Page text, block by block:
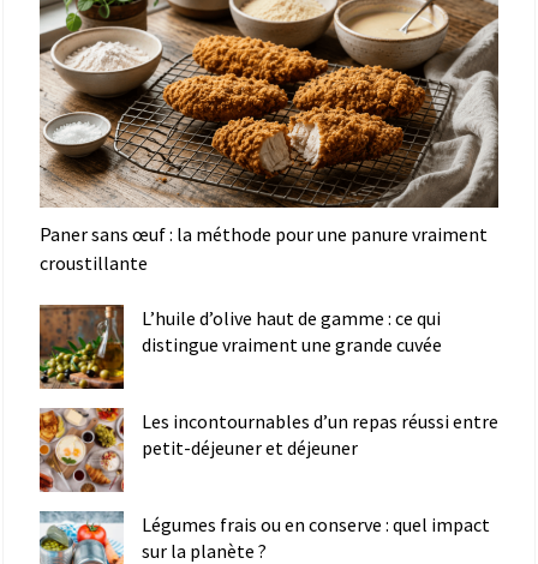
Paner sans œuf : la méthode pour une panure vraiment
croustillante
L’huile d’olive haut de gamme : ce qui
distingue vraiment une grande cuvée
Les incontournables d’un repas réussi entre
petit-déjeuner et déjeuner
Légumes frais ou en conserve : quel impact
sur la planète ?